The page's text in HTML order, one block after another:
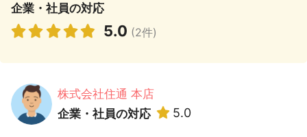
企業・社員の対応
5.0 (2件)
株式会社住通 本店
企業・社員の対応
5.0